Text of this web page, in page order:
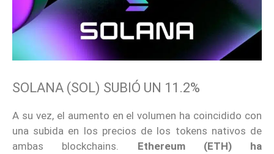
SOLANA (SOL) SUBIÓ UN 11.2%
A su vez, el aumento en el volumen ha coincidido con
una subida en los precios de los tokens nativos de
ambas blockchains. Ethereum (ETH) ha